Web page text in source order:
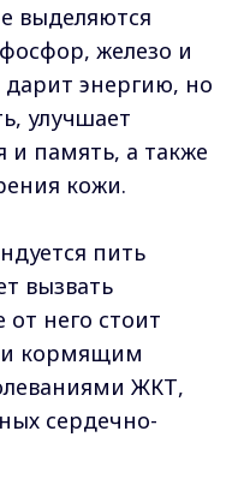
выделяются
железо и
дарит энергию, но
улучшает
память, а также
кожи.
пить
вызвать
него стоит
и кормящим
ЖКТ,
сердечно-